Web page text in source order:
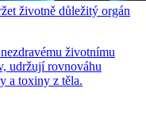
životně důležitý orgán
životnímu
udržují rovnováhu
a toxiny z těla.